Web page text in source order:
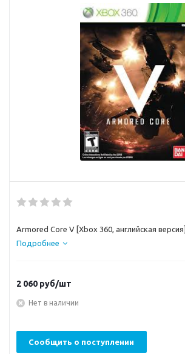
Armored Core V [Xbox 360, английская версия]
Подробнее
2 060 руб/шт
Нет в наличии
Сообщить о поступлении